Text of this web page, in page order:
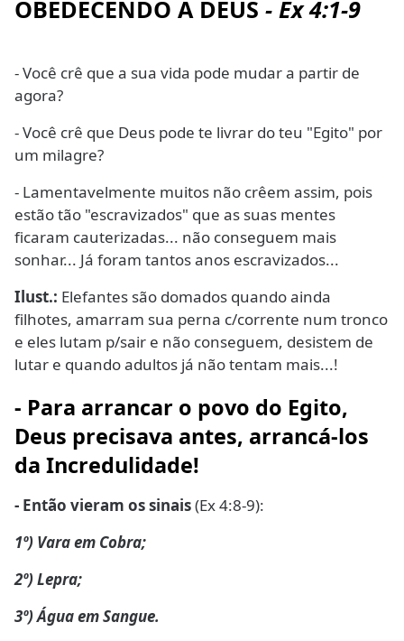
OBEDECENDO A DEUS - Ex 4:1-9
- Você crê que a sua vida pode mudar a partir de
agora?
- Você crê que Deus pode te livrar do teu "Egito" por
um milagre?
- Lamentavelmente muitos não crêem assim, pois
estão tão "escravizados" que as suas mentes
ficaram cauterizadas... não conseguem mais
sonhar... Já foram tantos anos escravizados...
Ilust.: Elefantes são domados quando ainda
filhotes, amarram sua perna c/corrente num tronco
e eles lutam p/sair e não conseguem, desistem de
lutar e quando adultos já não tentam mais...!
- Para arrancar o povo do Egito,
Deus precisava antes, arrancá-los
da Incredulidade!
- Então vieram os sinais(Ex 4:8-9):
1º) Vara em Cobra;
2º) Lepra;
3º) Água em Sangue.